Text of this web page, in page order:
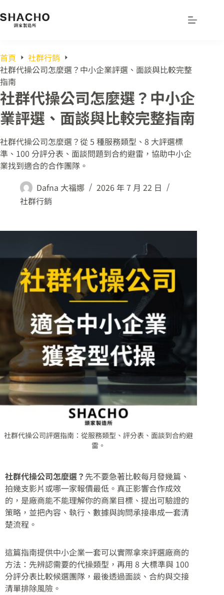
首頁
社群行銷
社群代操公司怎麼選？中小企業評選、面談與比較完整
指南
社群代操公司怎麼選？中小企
業評選、面談與比較完整指南
社群代操公司怎麼選？從 5 種服務類型、8 大評選標
準、100 分評分表、面談問題到合約避雷，協助中小企
業找到適合的合作團隊。
Dafna 大福娜
2026 年 7 月 22 日
社群行銷
社群代操公司評選指南：從服務類型、評分表、面談到合約避
雷。
社群代操公司怎麼選？ 先不要急著比較每月發幾篇、
拍幾支影片或哪一家報價最低。真正影響合作成效
的，是廠商能不能理解你的商業目標、提出可驗證的
策略，並把內容、執行、數據與詢問承接串成一套清
楚流程。
這篇指南提供中小企業一套可以實際拿來評選廠商的
方法：先辨認需要的代操類型，再用 8 大標準與 100
分評分表比較候選團隊，最後透過面談、合約與交接
清單排除風險。